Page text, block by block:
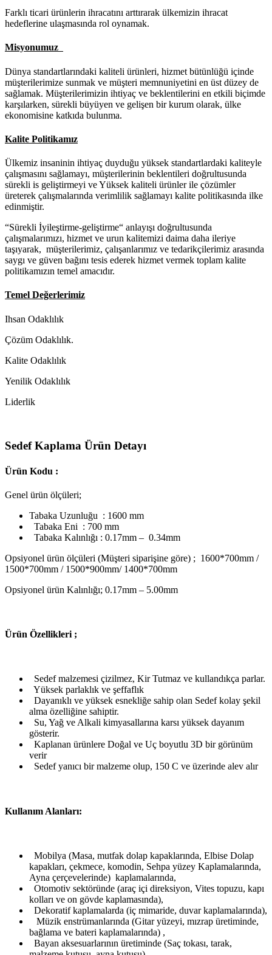
Farklı ticari ürünlerin ihracatını arttırarak ülkemizin ihracat
hedeflerine ulaşmasında rol oynamak.
Misyonumuz
Dünya standartlarındaki kaliteli ürünleri, hizmet bütünlüğü içinde
müşterilerimize sunmak ve müşteri memnuniyetini en üst düzey de
sağlamak. Müşterilerimizin ihtiyaç ve beklentilerini en etkili biçimde
karşılarken, sürekli büyüyen ve gelişen bir kurum olarak, ülke
ekonomisine katkıda bulunma.
Kalite Politikamız
Ülkemiz insaninin ihtiyaç duyduğu yüksek standartlardaki kaliteyle
çalışmasını sağlamayı, müşterilerinin beklentileri doğrultusunda
sürekli is geliştirmeyi ve Yüksek kaliteli ürünler ile çözümler
üreterek çalışmalarında verimlilik sağlamayı kalite politikasında ilke
edinmiştir.
“Sürekli İyileştirme-geliştirme“ anlayışı doğrultusunda
çalışmalarımızı, hizmet ve urun kalitemizi daima daha ileriye
taşıyarak, müşterilerimiz, çalışanlarımız ve tedarikçilerimiz arasında
saygı ve güven bağını tesis ederek hizmet vermek toplam kalite
politikamızın temel amacıdır.
Temel Değerlerimiz
Ihsan Odaklılık
Çözüm Odaklılık.
Kalite Odaklılık
Yenilik Odaklılık
Liderlik
Sedef Kaplama Ürün Detayı
Ürün Kodu :
Genel ürün ölçüleri;
Tabaka Uzunluğu : 1600 mm
Tabaka Eni : 700 mm
Tabaka Kalınlığı : 0.17mm – 0.34mm
Opsiyonel ürün ölçüleri (Müşteri siparişine göre) ; 1600*700mm /
1500*700mm / 1500*900mm/ 1400*700mm
Opsiyonel ürün Kalınlığı; 0.17mm – 5.00mm
Ürün Özellikleri ;
Sedef malzemesi çizilmez, Kir Tutmaz ve kullandıkça parlar.
Yüksek parlaklık ve şeffaflık
Dayanıklı ve yüksek esnekliğe sahip olan Sedef kolay şekil
alma özelliğine sahiptir.
Su, Yağ ve Alkali kimyasallarına karsı yüksek dayanım
gösterir.
Kaplanan ürünlere Doğal ve Uç boyutlu 3D bir görünüm
verir
Sedef yanıcı bir malzeme olup, 150 C ve üzerinde alev alır
Kullanım Alanları:
Mobilya (Masa, mutfak dolap kapaklarında, Elbise Dolap
kapakları, çekmece, komodin, Sehpa yüzey Kaplamalarında,
Ayna çerçevelerinde) kaplamalarında,
Otomotiv sektöründe (araç içi direksiyon, Vites topuzu, kapı
kolları ve on gövde kaplamasında),
Dekoratif kaplamalarda (iç mimaride, duvar kaplamalarında),
Müzik enstrümanlarında (Gitar yüzeyi, mızrap üretiminde,
bağlama ve bateri kaplamalarında) ,
Bayan aksesuarlarının üretiminde (Saç tokası, tarak,